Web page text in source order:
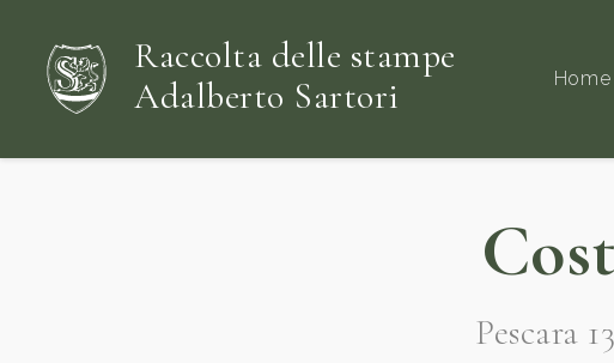
Raccolta delle stampe
Adalberto Sartori
Home
Pescara